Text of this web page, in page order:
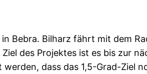
Bebra. Bilharz fährt mit dem
des Projektes ist es bis zur
dass das 1,5-Grad-Ziel